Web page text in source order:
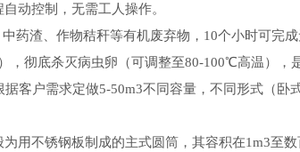
动控制，无需工人操作。
渣、作物秸秆等有机废弃物，10个小时可完成
彻底杀灭病虫卵（可调整至80-100℃高温），
客户需求定做5-50m3不同容量，不同形式（卧
用不锈钢板制成的主式圆筒，其容积在1m3至